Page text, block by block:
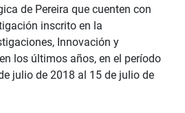
de Pereira que cuenten con
inscrito en la
Innovación y
los últimos años, en el período
julio de 2018 al 15 de julio de